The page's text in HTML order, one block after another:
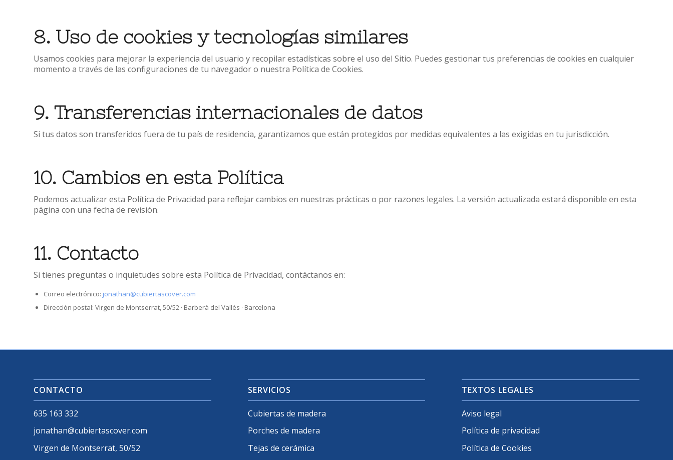
8. Uso de cookies y tecnologías similares
Usamos cookies para mejorar la experiencia del usuario y recopilar estadísticas sobre el uso del Sitio. Puedes gestionar tus preferencias de cookies en cualquier
momento a través de las configuraciones de tu navegador o nuestra Política de Cookies.
9. Transferencias internacionales de datos
Si tus datos son transferidos fuera de tu país de residencia, garantizamos que están protegidos por medidas equivalentes a las exigidas en tu jurisdicción.
10. Cambios en esta Política
Podemos actualizar esta Política de Privacidad para reflejar cambios en nuestras prácticas o por razones legales. La versión actualizada estará disponible en esta
página con una fecha de revisión.
11. Contacto
Si tienes preguntas o inquietudes sobre esta Política de Privacidad, contáctanos en:
Correo electrónico: jonathan@cubiertascover.com
Dirección postal: Virgen de Montserrat, 50/52 · Barberà del Vallès · Barcelona
CONTACTO
635 163 332
jonathan@cubiertascover.com
Virgen de Montserrat, 50/52
SERVICIOS
Cubiertas de madera
Porches de madera
Tejas de cerámica
TEXTOS LEGALES
Aviso legal
Política de privacidad
Política de Cookies